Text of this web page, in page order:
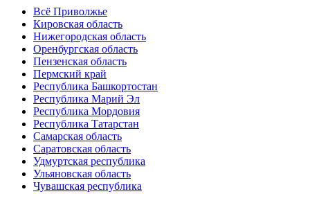
Всё Приволжье
Кировская область
Нижегородская область
Оренбургская область
Пензенская область
Пермский край
Республика Башкортостан
Республика Марий Эл
Республика Мордовия
Республика Татарстан
Самарская область
Саратовская область
Удмуртская республика
Ульяновская область
Чувашская республика